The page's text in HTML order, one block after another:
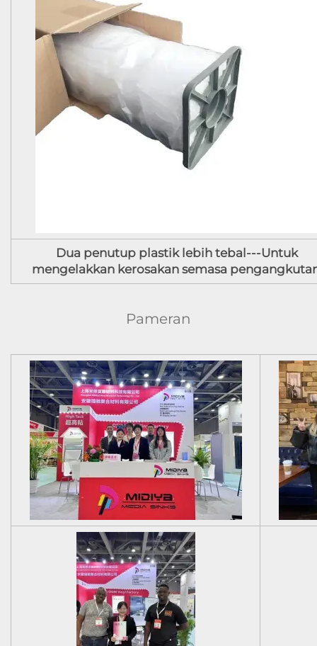
Dua penutup plastik lebih tebal---Untuk
mengelakkan kerosakan semasa
Pameran